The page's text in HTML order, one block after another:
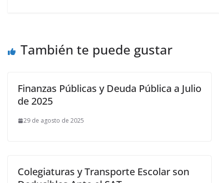
También te puede gustar
Finanzas Públicas y Deuda Pública a Julio
de 2025
29 de agosto de 2025
Colegiaturas y Transporte Escolar son